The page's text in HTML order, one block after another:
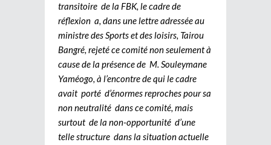
transitoire de la FBK, le cadre de
réflexion a, dans une lettre adressée au
ministre des Sports et des loisirs, Tairou
Bangré, rejeté ce comité non seulement à
cause de la présence de M. Souleymane
Yaméogo, à l’encontre de qui le cadre
avait porté d’énormes reproches pour sa
non neutralité dans ce comité, mais
surtout de la non-opportunité d’une
telle structure dans la situation actuelle